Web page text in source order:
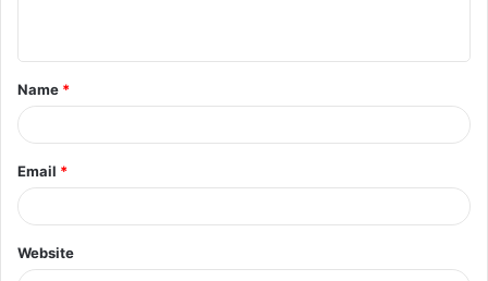
t
*
Name *
Email *
Website